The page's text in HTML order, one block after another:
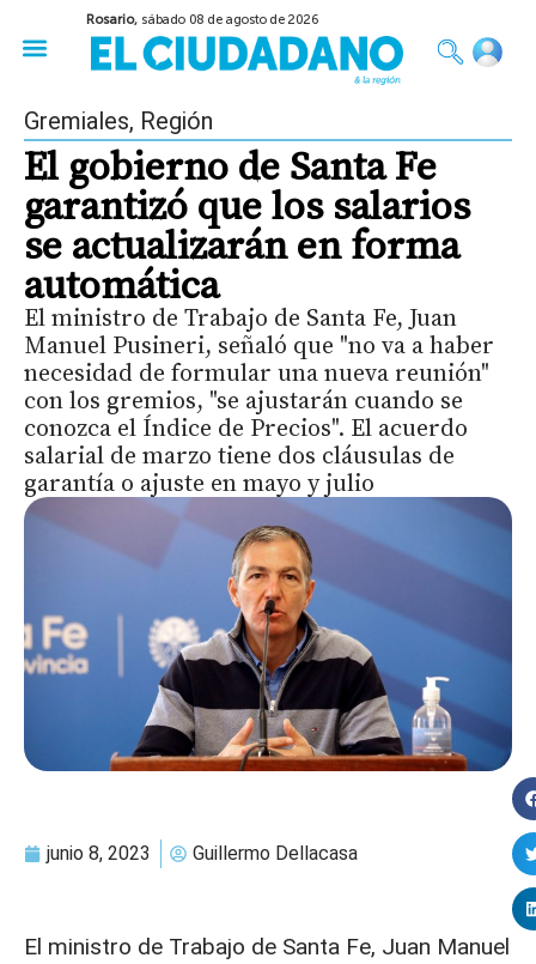
Rosario, sábado 08 de agosto de 2026
Gremiales, Región
El gobierno de Santa Fe
garantizó que los salarios
se actualizarán en forma
automática
El ministro de Trabajo de Santa Fe, Juan
Manuel Pusineri, señaló que "no va a haber
necesidad de formular una nueva reunión"
con los gremios, "se ajustarán cuando se
conozca el Índice de Precios". El acuerdo
salarial de marzo tiene dos cláusulas de
garantía o ajuste en mayo y julio
junio 8, 2023 Guillermo Dellacasa
El ministro de Trabajo de Santa Fe, Juan Manuel